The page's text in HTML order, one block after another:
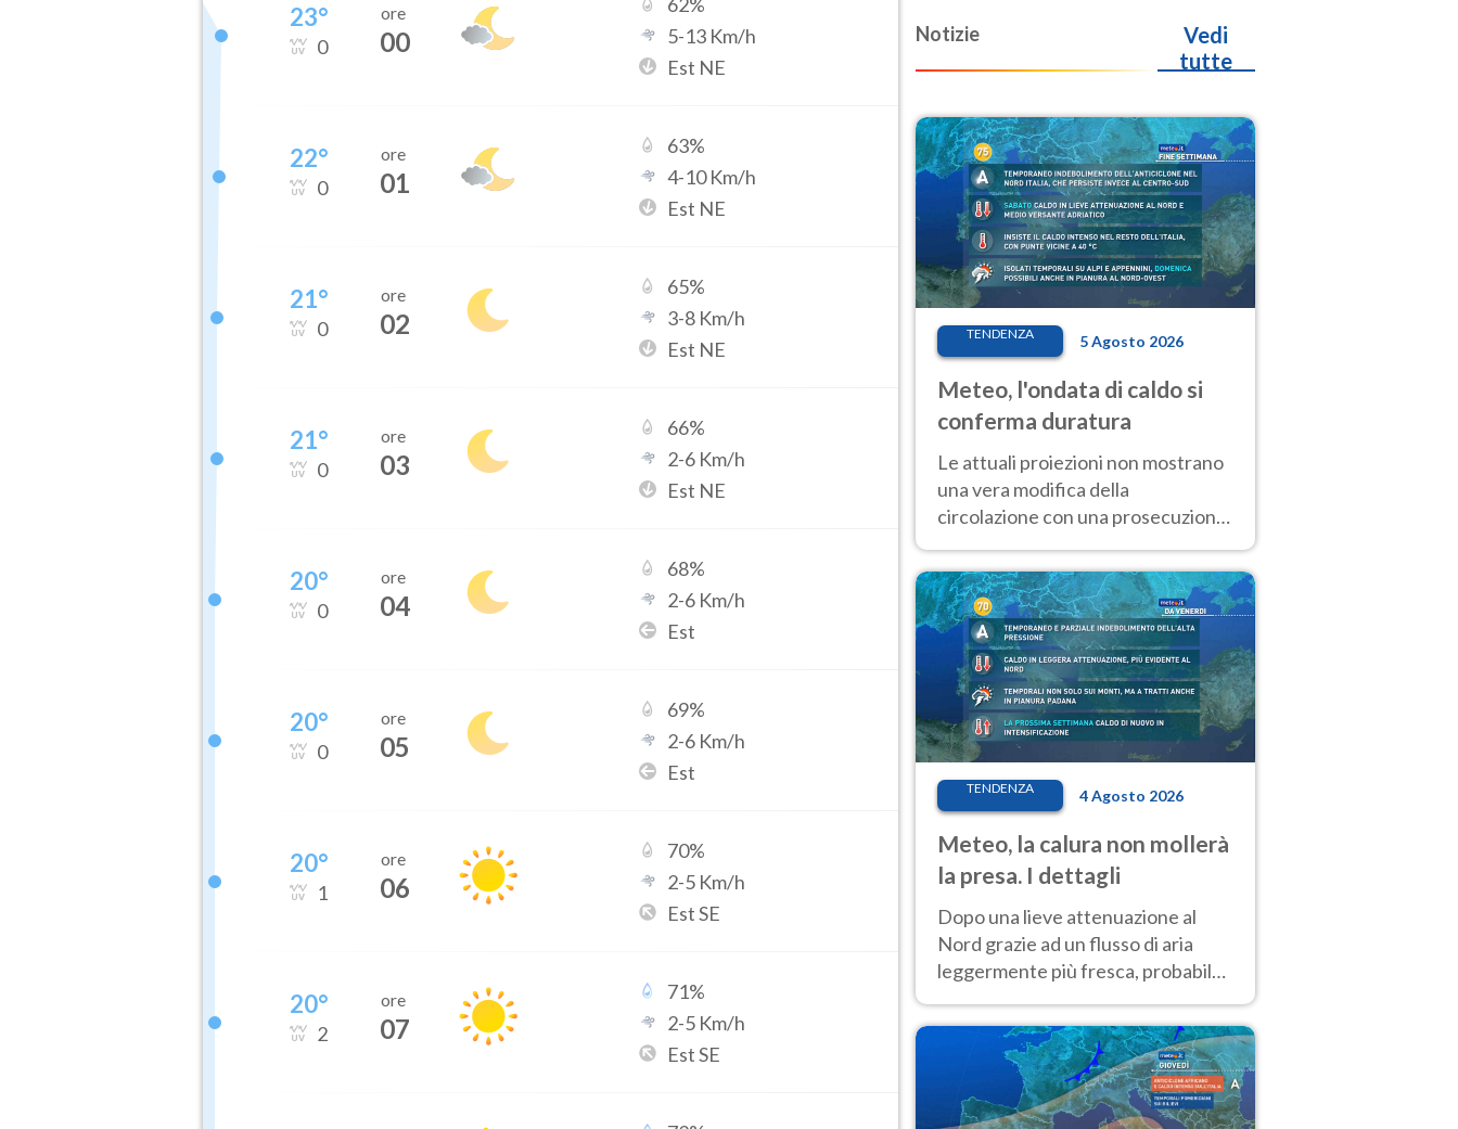
23°
0
ore
00
5-13 Km/h
Est NE
22°
0
ore
01
63%
4-10Km/h
Est NE
21°
0
ore
02
65%
3-8 Km/h
Est NE
21°
0
ore
03
66%
2-6 Km/h
Est NE
20°
0
ore
04
68%
2-6 Km/h
Est
20°
0
ore
05
69%
2-6 Km/h
Est
20°
1
ore
06
70%
2-5 Km/h
Est SE
20°
2
ore
07
71%
2-5 Km/h
Est SE
Notizie
Vedi
tutte
TENDENZA 5 Agosto 2026
Meteo, l'ondata di caldo si
conferma duratura
Le attuali proiezioni non mostrano
una vera modifica della
circolazione con una prosecuzione
giorni, compresa la settimana di
Ferragosto
TENDENZA 4 Agosto 2026
Meteo, la calura non mollerà
la presa. I dettagli
Dopo una lieve attenuazione al
Nord grazie ad un flusso di aria
leggermente più fresca, probabile
africano entro Ferragosto